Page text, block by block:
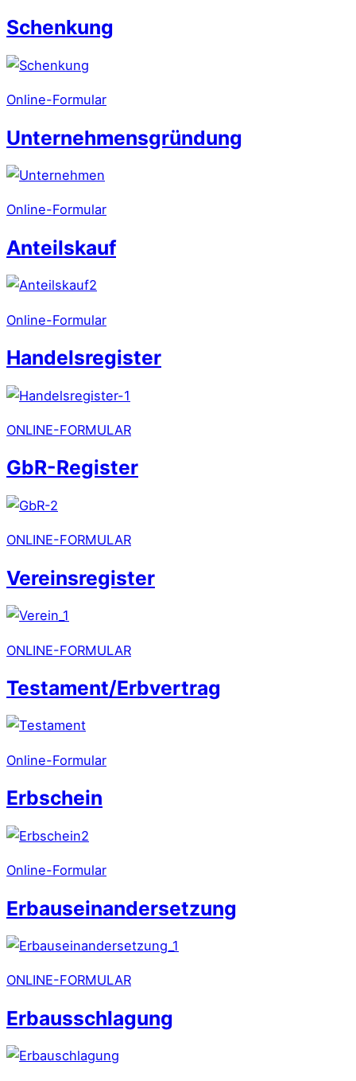
Schenkung
Online-Formular
Unternehmensgründung
Online-Formular
Anteilskauf
Online-Formular
Handelsregister
ONLINE-FORMULAR
GbR-Register
ONLINE-FORMULAR
Vereinsregister
ONLINE-FORMULAR
Testament/Erbvertrag
Online-Formular
Erbschein
Online-Formular
Erbauseinandersetzung
ONLINE-FORMULAR
Erbausschlagung